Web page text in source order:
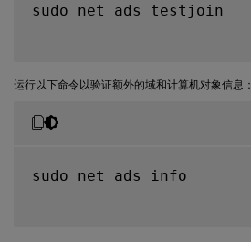
sudo net ads testjoin
运行以下命令以验证额外的域和计算机对象信息：
sudo net ads info